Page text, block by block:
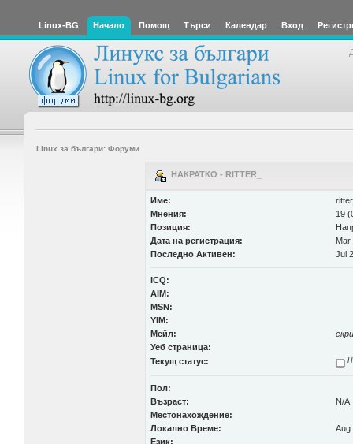
Linux-BG Начало Помощ Търси Календар Вход
Linux за българи: Форуми
НАКРАТКО - RITTER_
Име:
Мнения:
19
Позиция:
Дата на регистрация:
Mar
Последно Активен:
Jul
ICQ:
AIM:
MSN:
YIM:
Мейл:
Уеб страница:
Текущ статус:
Пол:
Възраст:
N/A
Местонахождение:
Локално Време:
Aug
Език: